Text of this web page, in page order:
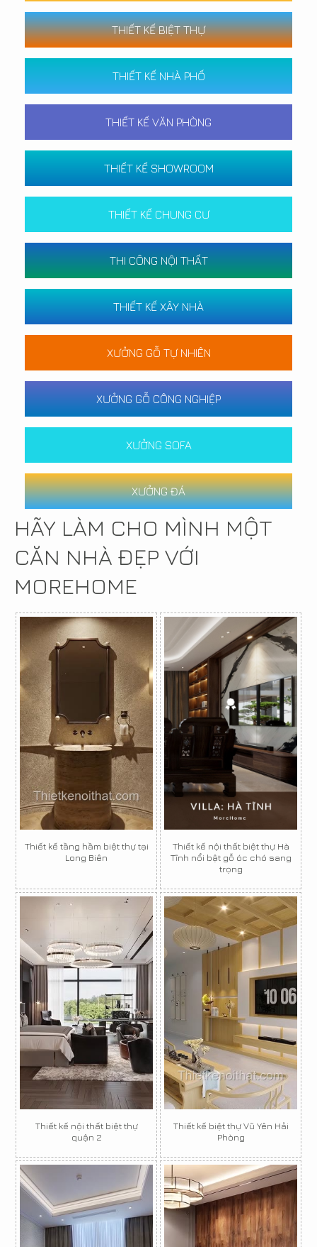
THIẾT KẾ BIỆT THỰ
THIẾT KẾ NHÀ PHỐ
THIẾT KẾ VĂN PHÒNG
THIẾT KẾ SHOWROOM
THIẾT KẾ CHUNG CƯ
THI CÔNG NỘI THẤT
THIẾT KẾ XÂY NHÀ
XƯỞNG GỖ TỰ NHIÊN
XƯỞNG GỖ CÔNG NGHIỆP
XƯỞNG SOFA
XƯỞNG ĐÁ
HÃY LÀM CHO MÌNH MỘT
CĂN NHÀ ĐẸP VỚI
MOREHOME
Thiết kế tầng hầm biệt thự tại
Long Biên
Thiết kế nội thất biệt thự Hà
Tĩnh nổi bật gỗ óc chó sang
trọng
Thiết kế nội thất biệt thự
quận 2
Thiết kế biệt thự Vũ Yên Hải
Phòng